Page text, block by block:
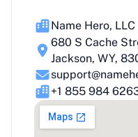
Name Hero, LLC
680 S Cache
Jackson, WY,
+1 855 984